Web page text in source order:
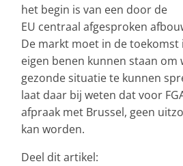
het begin is van een door de
EU centraal afgesproken
De markt moet in de toekomst
eigen benen kunnen staan om
gezonde situatie te kunnen
laat daar bij weten dat voor
afpraak met Brussel, geen
kan worden.
Deel dit artikel: